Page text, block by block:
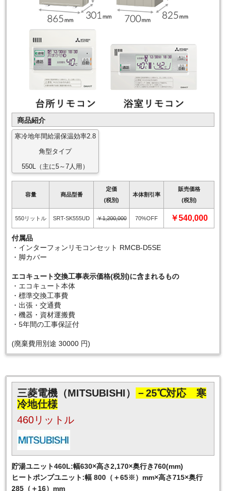
商品紹介
寒冷地年間給湯保温効率2.8
角型タイプ
550L（主に5～7人用）
容量 商品型番
定価
(税別)
本体割引率
販売価格
(税別)
550リットル SRT-SK555UD ￥1,200,000 70%OFF ￥540,000
付属品
・インターフォンリモコンセット RMCB-D5SE
・脚カバー
エコキュート交換工事表示価格(税別)に含まれるもの
・エコキュート本体
・標準交換工事費
・出張・交通費
・機器・資材運搬費
・5年間の工事保証付
(廃棄費用別途 30000 円)
三菱電機（MITSUBISHI）
－25℃対応 寒
冷地仕様
460リットル
貯湯ユニット460L:幅630×高さ2,170×奥行き760(mm)
ヒートポンプユニット:幅 800（＋65※）mm×高さ715×奥行
285（＋16）mm